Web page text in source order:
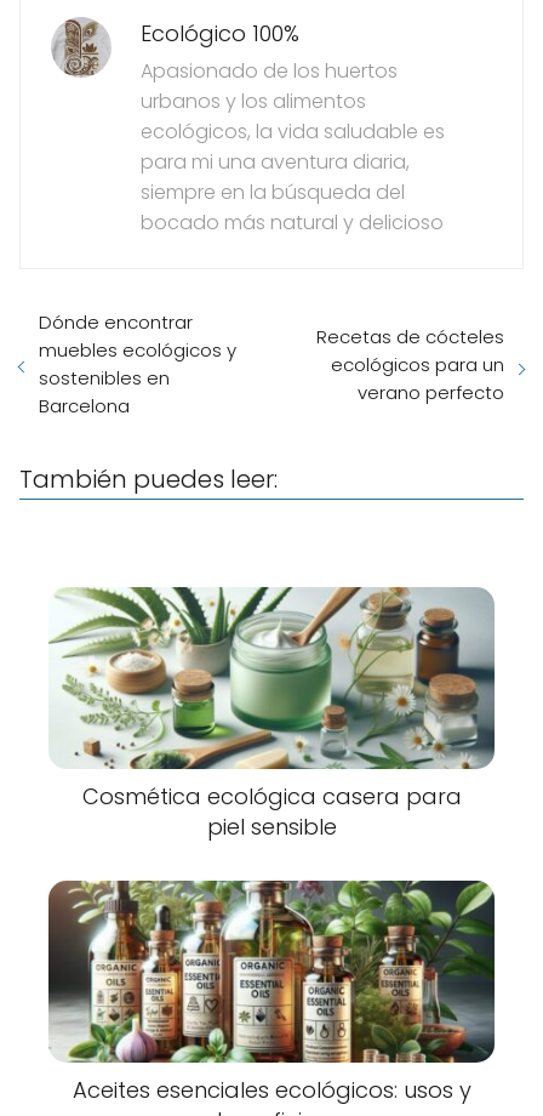
Ecológico 100%
Apasionado de los huertos
urbanos y los alimentos
ecológicos, la vida saludable es
para mi una aventura diaria,
siempre en la búsqueda del
bocado más natural y delicioso
Dónde encontrar
muebles ecológicos y
sostenibles en
Barcelona
Recetas de cócteles
ecológicos para un
verano perfecto
También puedes leer:
Cosmética ecológica casera para
piel sensible
Aceites esenciales ecológicos: usos y